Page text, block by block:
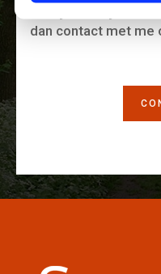
dan contact met me